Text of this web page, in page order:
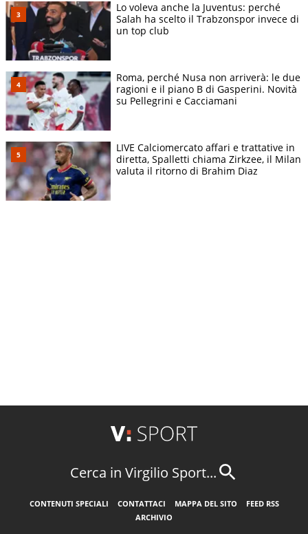
Lo voleva anche la Juventus: perché
Salah ha scelto il Trabzonspor invece di
un top club
Roma, perché Nusa non arriverà: le due
ragioni e il piano B di Gasperini. Novità
su Pellegrini e Cacciamani
LIVE Calciomercato affari e trattative in
diretta, Spalletti chiama Zirkzee, il Milan
valuta il ritorno di Brahim Diaz
Cerca in Virgilio Sport...
CONTENUTI SPECIALI CONTATTACI MAPPA DEL SITO
FEED RSS
ARCHIVIO